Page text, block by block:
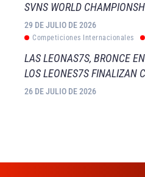
SVNS WORLD
29 DE JULIO DE 2026
Competiciones Internacionales
LAS LEONAS7S, BRONCE
LOS LEONES7S FINALIZAN
26 DE JULIO DE 2026